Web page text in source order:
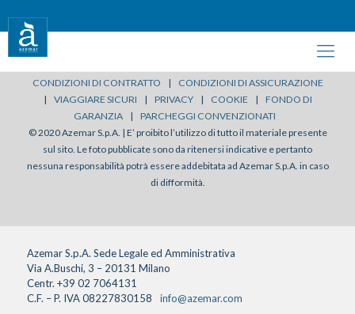
CONDIZIONI DI CONTRATTO |
CONDIZIONI DI ASSICURAZIONE
|
VIAGGIARE SICURI | PRIVACY | COOKIE |
FONDO DI
GARANZIA
|
PARCHEGGI CONVENZIONATI
© 2020 Azemar S.p.A. | E’ proibito l’utilizzo di tutto il materiale presente
sul sito. Le foto pubblicate sono da ritenersi indicative e pertanto
nessuna responsabilità potrà essere addebitata ad Azemar S.p.A. in caso
di difformità.
Azemar S.p.A. Sede Legale ed Amministrativa
Via A.Buschi, 3 – 20131 Milano
Centr. +39 02 7064131
C.F. – P. IVA 08227830158
info@azemar.com